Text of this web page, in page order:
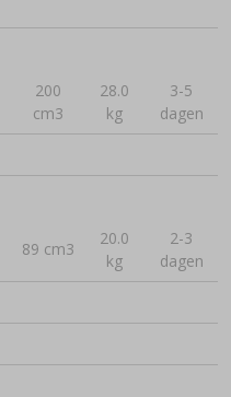
›
200
cm3
28.0
kg
3-5
dagen
89 cm3
20.0
kg
2-3
dagen